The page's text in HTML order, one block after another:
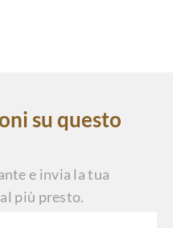
su questo
e invia la tua
più presto.